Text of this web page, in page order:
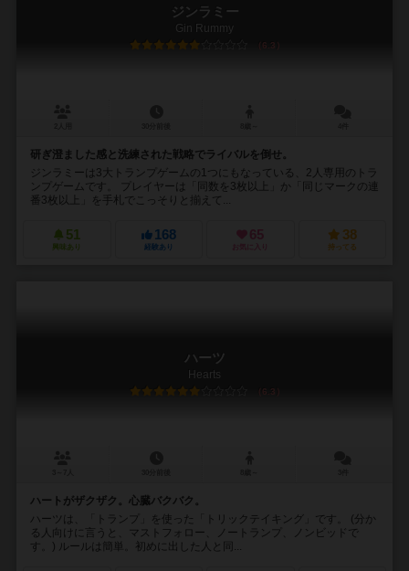
ジンラミー
Gin Rummy
6.3
研ぎ澄ました感と洗練された戦略でライバルを倒せ。
ジンラミーは3大トランプゲームの1つにもなっている、2人専用のトラ
ンプゲームです。 プレイヤーは「同数を3枚以上」か「同じマークの連
番3枚以上」を手札でこっそりと揃えて...
51
興味あり
168
経験あり
65
お気に入り
38
持ってる
ハーツ
Hearts
6.3
ハートがザクザク。心臓バクバク。
ハーツは、「トランプ」を使った「トリックテイキング」です。 (分か
る人向けに言うと、マストフォロー、ノートランプ、ノンビッドで
す。) ルールは簡単。初めに出した人と同...